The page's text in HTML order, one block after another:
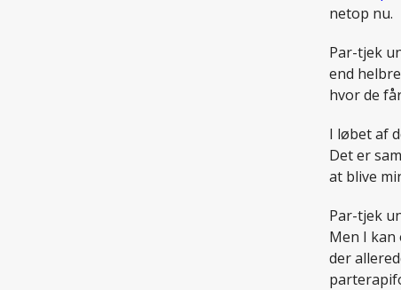
netop nu.
Par-tjek
end
hvor de
I løbet af
Det er
at blive
Par-tjek
Men I
der